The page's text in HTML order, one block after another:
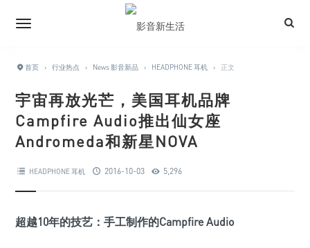
首页 › 行业热点 › News 影音新品 › HEADPHONE 耳机 › 正文
宇宙再放光芒，美国耳机品牌
Campfire Audio推出仙女座
Andromeda和新星NOVA
HEADPHONE 耳机 2016-10-03 5,296
超越10年的技艺：手工制作的Campfire Audio